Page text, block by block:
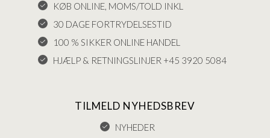
KØB ONLINE, MOMS/TOLD INKL
30 DAGE FORTRYDELSESTID
100 % SIKKER ONLINE HANDEL
HJÆLP & RETNINGSLINJER +45 3920 5084
TILMELD NYHEDSBREV
NYHEDER